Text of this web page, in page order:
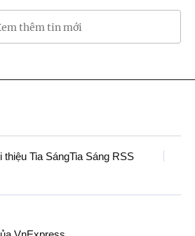
thêm tin mới
thiệu Tia SángTia Sáng RSS